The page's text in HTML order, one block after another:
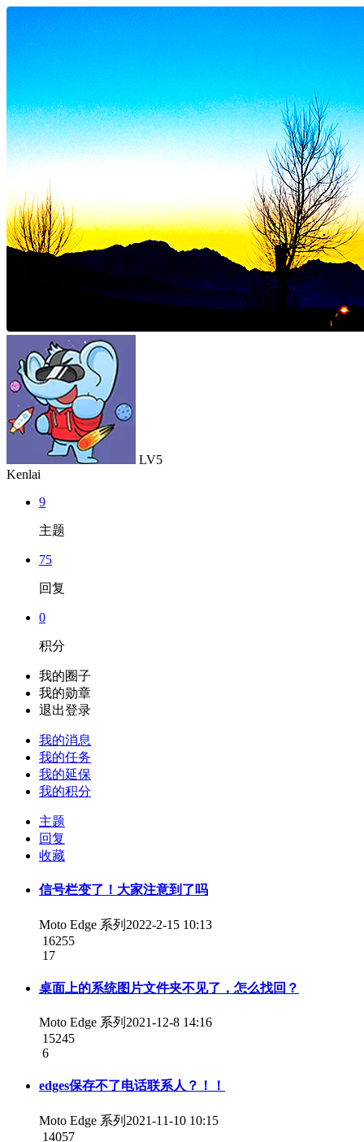
LV5
Kenlai
9
主题
75
回复
0
积分
我的圈子
我的勋章
退出登录
我的消息
我的任务
我的延保
我的积分
主题
回复
收藏
信号栏变了！大家注意到了吗
Moto Edge 系列 2022-2-15 10:13
16255
17
桌面上的系统图片文件夹不见了，怎么找回？
Moto Edge 系列 2021-12-8 14:16
15245
6
edges保存不了电话联系人？！！
Moto Edge 系列 2021-11-10 10:15
14057